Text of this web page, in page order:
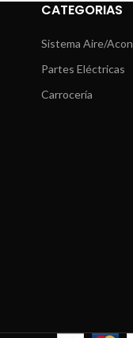
CATEGORIAS
Sistema Aire/Acon
Partes Eléctricas
Carrocería